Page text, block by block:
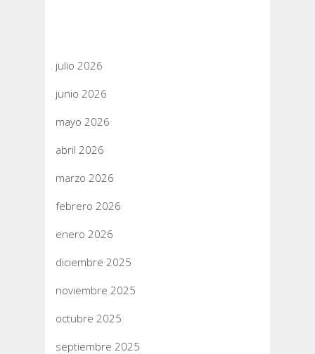
julio 2026
junio 2026
mayo 2026
abril 2026
marzo 2026
febrero 2026
enero 2026
diciembre 2025
noviembre 2025
octubre 2025
septiembre 2025